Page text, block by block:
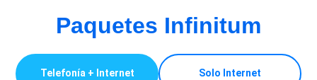
Paquetes Infinitum
Telefonía + Internet Solo Internet